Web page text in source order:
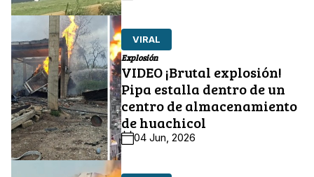
VIRAL
Explosión
VIDEO ¡Brutal explosión!
Pipa estalla dentro de un
centro de almacenamiento
de huachicol
04 Jun, 2026